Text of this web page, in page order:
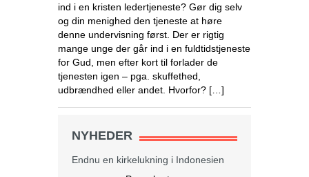
ind i en kristen ledertjeneste? Gør dig selv
og din menighed den tjeneste at høre
denne undervisning først. Der er rigtig
mange unge der går ind i en fuldtidstjeneste
for Gud, men efter kort til forlader de
tjenesten igen – pga. skuffethed,
udbrændhed eller andet. Hvorfor? […]
NYHEDER